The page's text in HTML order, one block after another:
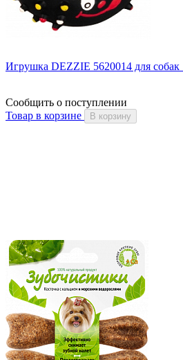
Игрушка DEZZIE 5620014 для собак
Сообщить о поступлении
Товар в корзине
В корзину